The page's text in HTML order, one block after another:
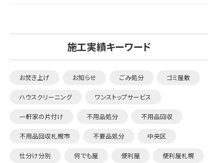
施工実績キーワード
お焚き上げ お知らせ ごみ処分 ゴミ屋敷
ハウスクリーニング ワンストップサービス
一軒家の片付け 不用品処分 不用品回収
不用品回収札幌市 不要品処分 中央区
仕分け分別 何でも屋 便利屋 便利屋札幌